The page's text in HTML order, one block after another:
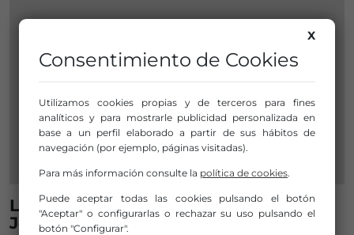
Las mujeres: protagonistas de las
Jornadas de Patrimonio
X
Consentimiento de Cookies
Utilizamos cookies propias y de terceros para fines
analíticos y para mostrarle publicidad personalizada en
base a un perfil elaborado a partir de sus hábitos de
navegación (por ejemplo, páginas visitadas).
Para más información consulte la política de cookies.
Puede aceptar todas las cookies pulsando el botón
"Aceptar" o configurarlas o rechazar su uso pulsando el
botón "Configurar".